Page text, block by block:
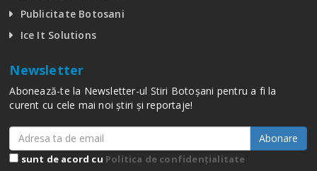
Publicitate Botosani
Ice It Solutions
Newsletter
Abonează-te la Newsletter-ul Stiri Botoșani pentru a fi la
curent cu cele mai noi știri și reportaje!
Abonare
sunt de acord cu Politica de confidențialitate